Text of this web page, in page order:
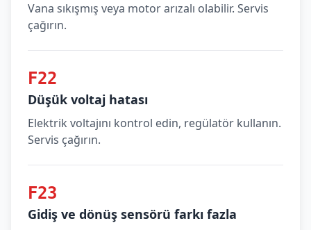
Vana sıkışmış veya motor arızalı olabilir. Servis
çağırın.
F22
Düşük voltaj hatası
Elektrik voltajını kontrol edin, regülatör kullanın.
Servis çağırın.
F23
Gidiş ve dönüş sensörü farkı fazla